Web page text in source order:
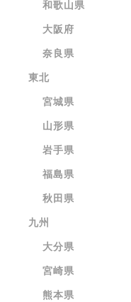
和歌山県
大阪府
奈良県
東北
宮城県
山形県
岩手県
福島県
秋田県
九州
大分県
宮崎県
熊本県